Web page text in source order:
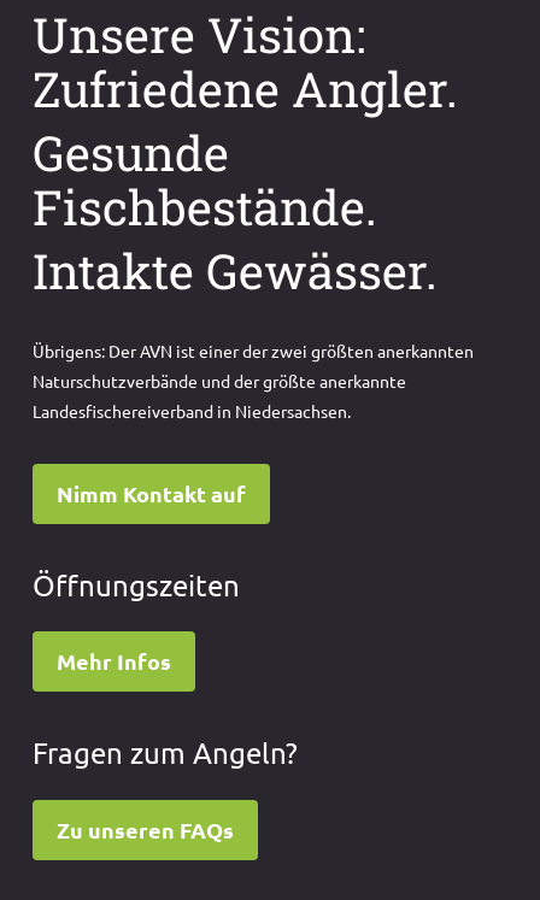
Unsere Vision:
Zufriedene Angler.
Gesunde
Fischbestände.
Intakte Gewässer.
Übrigens: Der AVN ist einer der zwei größten anerkannten
Naturschutzverbände und der größte anerkannte
Landesfischereiverband in Niedersachsen.
Nimm Kontakt auf
Öffnungszeiten
Mehr Infos
Fragen zum Angeln?
Zu unseren FAQs